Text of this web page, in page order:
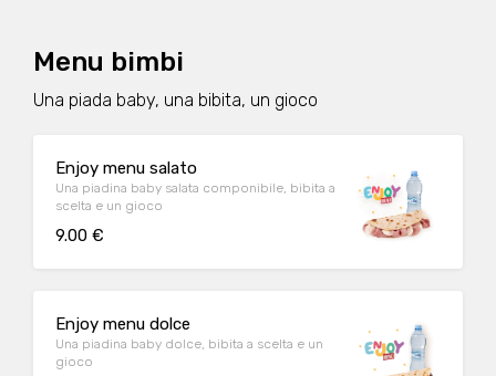
Menu bimbi
Una piada baby, una bibita, un gioco
Enjoy menu salato
Una piadina baby salata componibile, bibita a
scelta e un gioco
9.00 €
Enjoy menu dolce
Una piadina baby dolce, bibita a scelta e un
gioco